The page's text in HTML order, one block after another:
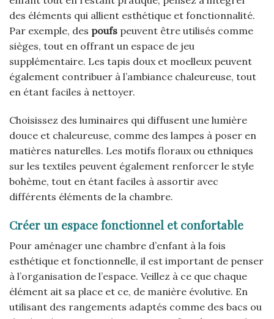
des éléments qui allient esthétique et fonctionnalité.
Par exemple, des poufs peuvent être utilisés comme
sièges, tout en offrant un espace de jeu
supplémentaire. Les tapis doux et moelleux peuvent
également contribuer à l’ambiance chaleureuse, tout
en étant faciles à nettoyer.
Choisissez des luminaires qui diffusent une lumière
douce et chaleureuse, comme des lampes à poser en
matières naturelles. Les motifs floraux ou ethniques
sur les textiles peuvent également renforcer le style
bohème, tout en étant faciles à assortir avec
différents éléments de la chambre.
Créer un espace fonctionnel et confortable
Pour aménager une chambre d’enfant à la fois
esthétique et fonctionnelle, il est important de penser
à l’organisation de l’espace. Veillez à ce que chaque
élément ait sa place et ce, de manière évolutive. En
utilisant des rangements adaptés comme des bacs ou